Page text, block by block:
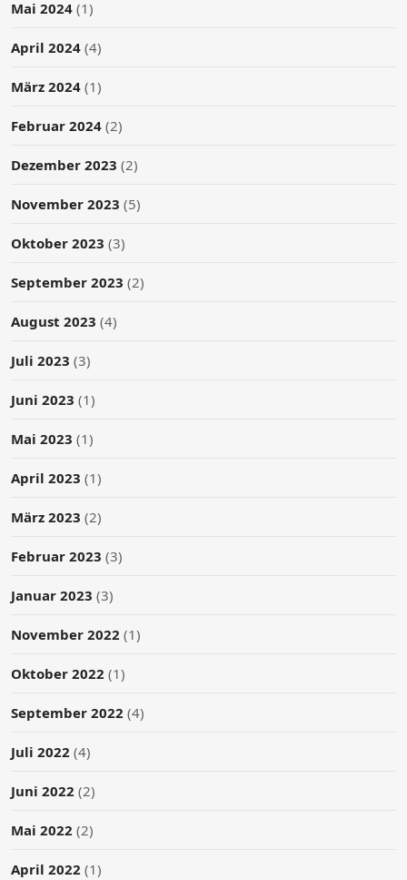
Mai 2024 (1)
April 2024 (4)
März 2024 (1)
Februar 2024 (2)
Dezember 2023 (2)
November 2023 (5)
Oktober 2023 (3)
September 2023 (2)
August 2023 (4)
Juli 2023 (3)
Juni 2023 (1)
Mai 2023 (1)
April 2023 (1)
März 2023 (2)
Februar 2023 (3)
Januar 2023 (3)
November 2022 (1)
Oktober 2022 (1)
September 2022 (4)
Juli 2022 (4)
Juni 2022 (2)
Mai 2022 (2)
April 2022 (1)